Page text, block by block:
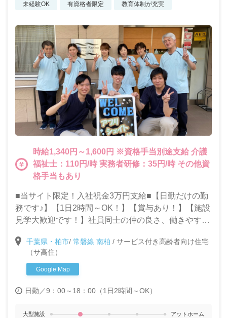
未経験OK 有資格者限定 教育体制が充実
時給1,340円～1,600円 ※資格手当別途支給 介護
福祉士：110円/時 実務者研修：35円/時 その他資
格手当もあり
■当サイト限定！入社祝金3万円支給■【日勤だけの勤
務です♪】【1日2時間～OK！】【賞与あり！】【施設
見学大歓迎です！】社員同士の仲の良さ、働きやすい
ートタイムで家庭と仕事を両立したい方大歓迎です！
◎週1～OK！
千葉県・柏市/ 常磐線 南柏 / サービス付き高齢者向け住宅
（サ高住）
Google Map
日勤／9：00～18：00（1日2時間～OK）
大型施設
アットホーム